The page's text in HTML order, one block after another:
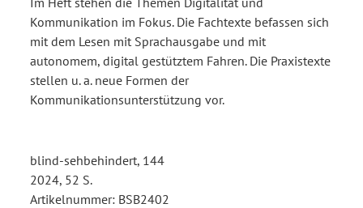
Kommunikation im Fokus. Die Fachtexte befassen sich
mit dem Lesen mit Sprachausgabe und mit
autonomem, digital gestütztem Fahren. Die Praxistexte
stellen u. a. neue Formen der
Kommunikationsunterstützung vor.
blind-sehbehindert, 144
2024, 52 S.
Artikelnummer: BSB2402